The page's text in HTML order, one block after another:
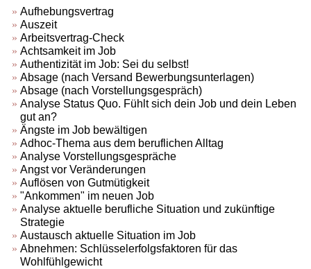
Aufhebungsvertrag
Auszeit
Arbeitsvertrag-Check
Achtsamkeit im Job
Authentizität im Job: Sei du selbst!
Absage (nach Versand Bewerbungsunterlagen)
Absage (nach Vorstellungsgespräch)
Analyse Status Quo. Fühlt sich dein Job und dein Leben
gut an?
Ängste im Job bewältigen
Adhoc-Thema aus dem beruflichen Alltag
Analyse Vorstellungsgespräche
Angst vor Veränderungen
Auflösen von Gutmütigkeit
"Ankommen" im neuen Job
Analyse aktuelle berufliche Situation und zukünftige
Strategie
Austausch aktuelle Situation im Job
Abnehmen: Schlüsselerfolgsfaktoren für das
Wohlfühlgewicht